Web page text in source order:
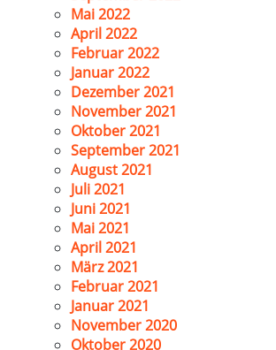
Mai 2022
April 2022
Februar 2022
Januar 2022
Dezember 2021
November 2021
Oktober 2021
September 2021
August 2021
Juli 2021
Juni 2021
Mai 2021
April 2021
März 2021
Februar 2021
Januar 2021
November 2020
Oktober 2020